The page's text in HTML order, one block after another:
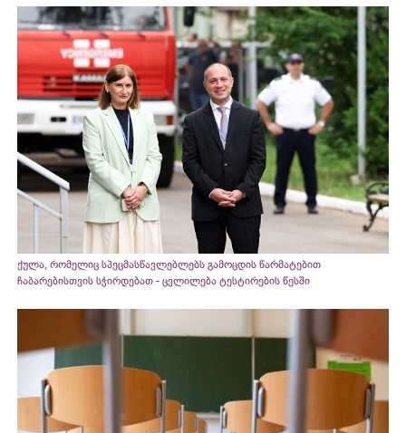
ქულა, რომელიც სპეცმასწავლებლებს გამოცდის წარმატებით
ჩაბარებისთვის სჭირდებათ - ცვლილება ტესტირების წესში